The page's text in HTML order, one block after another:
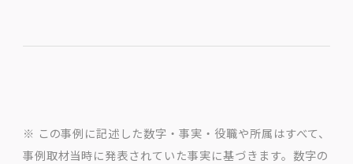
※ この事例に記述した数字・事実・役職や所属はすべて、
事例取材当時に発表されていた事実に基づきます。数字の